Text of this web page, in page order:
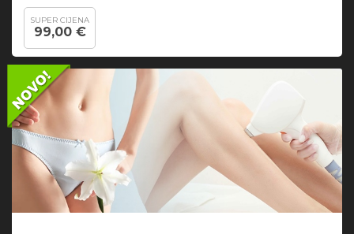
SUPER CIJENA
99,00 €